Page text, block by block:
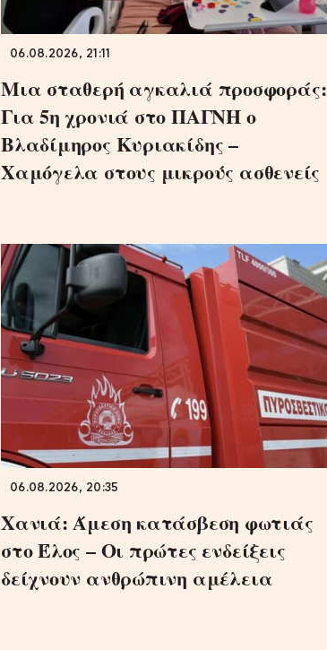
06.08.2026, 21:11
Μια σταθερή αγκαλιά προσφοράς:
Για 5η χρονιά στο ΠΑΓΝΗ ο
Βλαδίμηρος Κυριακίδης –
Χαμόγελα στους μικρούς ασθενείς
06.08.2026, 20:35
Χανιά: Άμεση κατάσβεση φωτιάς
στο Έλος – Οι πρώτες ενδείξεις
δείχνουν ανθρώπινη αμέλεια